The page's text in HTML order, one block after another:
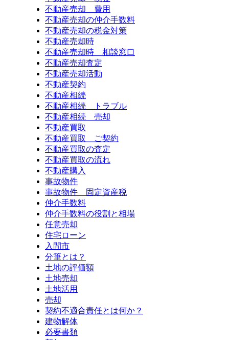
不動産売却 費用
不動産売却の仲介手数料
不動産売却の税金対策
不動産売却時
不動産売却時 相談窓口
不動産売却査定
不動産売却活動
不動産契約
不動産相続
不動産相続 トラブル
不動産相続 売却
不動産買取
不動産買取 ご契約
不動産買取の査定
不動産買取の流れ
不動産購入
事故物件
事故物件 固定資産税
仲介手数料
仲介手数料の役割と相場
任意売却
住宅ローン
入間市
分筆とは？
土地の評価額
土地売却
土地活用
売却
契約不適合責任とは何か？
建物解体
必要書類